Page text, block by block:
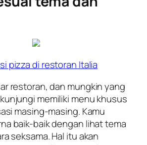
pizza di restoran Italia
restoran, dan mungkin yang
memiliki menu khusus
masing-masing. Kamu
baik-baik dengan lihat tema
seksama. Hal itu akan